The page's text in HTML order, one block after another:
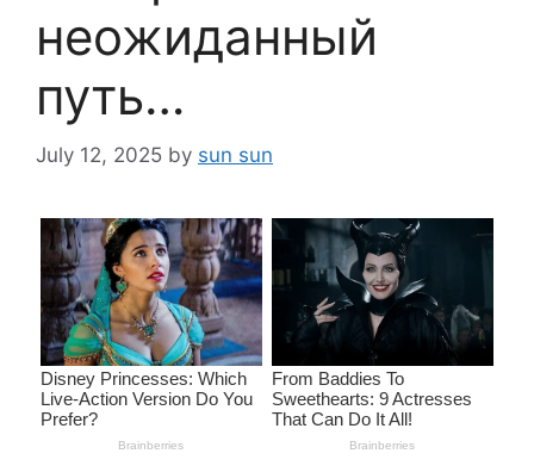
неожиданный
путь…
July 12, 2025 by sun sun